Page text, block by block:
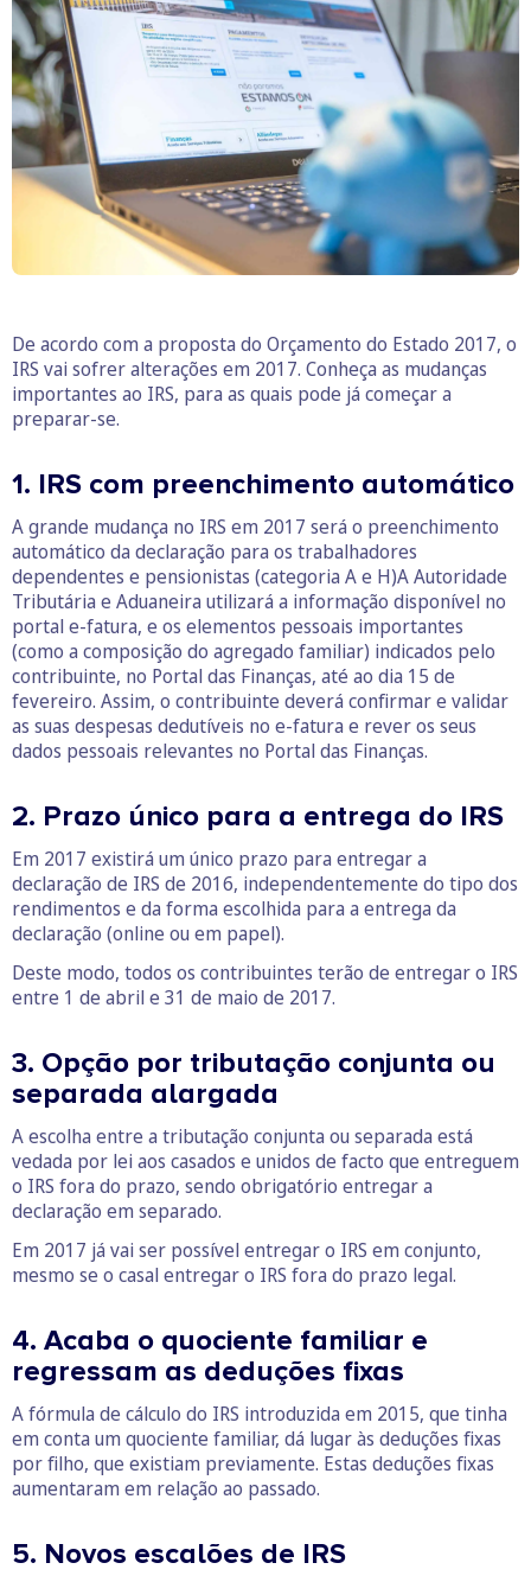
De acordo com a proposta do Orçamento do Estado 2017, o
IRS vai sofrer alterações em 2017. Conheça as mudanças
importantes ao IRS, para as quais pode já começar a
preparar-se.
1. IRS com preenchimento automático
A grande mudança no IRS em 2017 será o preenchimento
automático da declaração para os trabalhadores
dependentes e pensionistas (categoria A e H)A Autoridade
Tributária e Aduaneira utilizará a informação disponível no
portal e-fatura, e os elementos pessoais importantes
(como a composição do agregado familiar) indicados pelo
contribuinte, no Portal das Finanças, até ao dia 15 de
fevereiro. Assim, o contribuinte deverá confirmar e validar
as suas despesas dedutíveis no e-fatura e rever os seus
dados pessoais relevantes no Portal das Finanças.
2. Prazo único para a entrega do IRS
Em 2017 existirá um único prazo para entregar a
declaração de IRS de 2016, independentemente do tipo dos
rendimentos e da forma escolhida para a entrega da
declaração (online ou em papel).
Deste modo, todos os contribuintes terão de entregar o IRS
entre 1 de abril e 31 de maio de 2017.
3. Opção por tributação conjunta ou
separada alargada
A escolha entre a tributação conjunta ou separada está
vedada por lei aos casados e unidos de facto que entreguem
o IRS fora do prazo, sendo obrigatório entregar a
declaração em separado.
Em 2017 já vai ser possível entregar o IRS em conjunto,
mesmo se o casal entregar o IRS fora do prazo legal.
4. Acaba o quociente familiar e
regressam as deduções fixas
A fórmula de cálculo do IRS introduzida em 2015, que tinha
em conta um quociente familiar, dá lugar às deduções fixas
por filho, que existiam previamente. Estas deduções fixas
aumentaram em relação ao passado.
5. Novos escalões de IRS